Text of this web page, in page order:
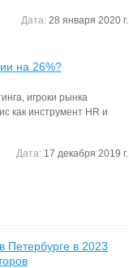
Дата: 28 января 2020 г.
на 26%?
игроки рынка
как инструмент HR и
Дата: 17 декабря 2019 г.
Петербурге в 2023